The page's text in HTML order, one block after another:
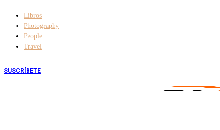
Libros
Photography
People
Travel
SUSCRÍBETE